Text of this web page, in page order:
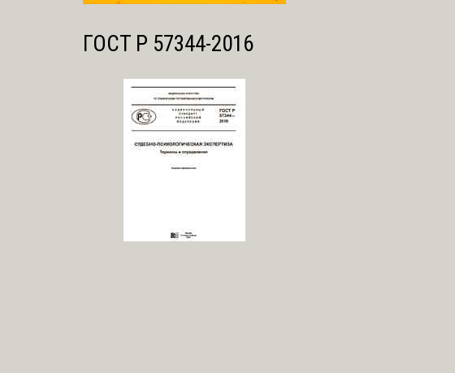
ГОСТ Р 57344-2016